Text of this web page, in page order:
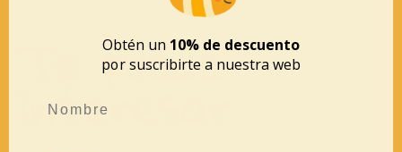
Te puede
interesar
Obtén un 10% de descuento
por suscribirte a nuestra web